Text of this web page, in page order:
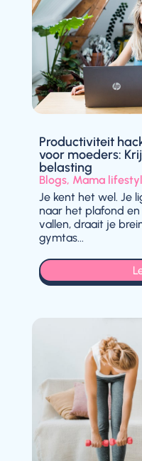
Productiviteit
voor moeders:
belasting
Blogs, Mama
Je kent het wel. Je
naar het plafond
vallen, draait je
gymtas...